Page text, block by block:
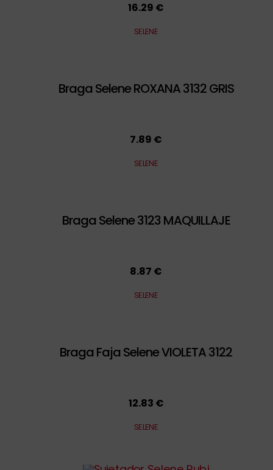
16.29 €
SELENE
Braga Selene ROXANA 3132 GRIS
7.89 €
SELENE
Braga Selene 3123 MAQUILLAJE
8.87 €
SELENE
Braga Faja Selene VIOLETA 3122
12.83 €
SELENE